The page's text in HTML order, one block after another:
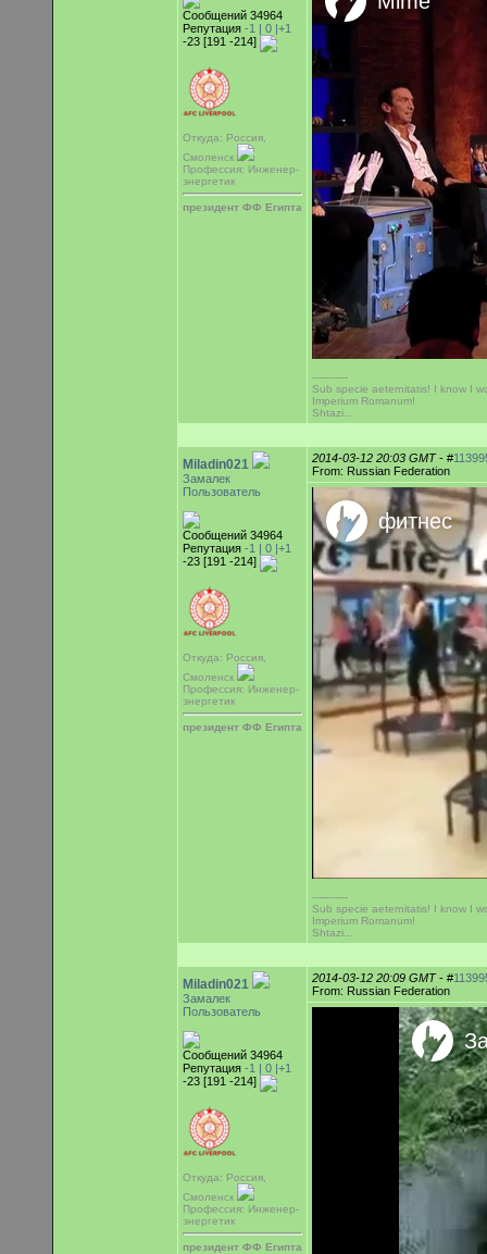
Сообщений 34964
Репутация -1 | 0 |+1
-23 [191 -214]
Откуда: Россия,
Смоленск
Профессия: Инженер-
энергетик
президент ФФ Египта
-----------
Sub specie aeternitatis! I know I
Imperium Romanum!
Shtazi...
Miladin021
Замалек
Пользователь
Сообщений 34964
Репутация -1 | 0 |+1
-23 [191 -214]
Откуда: Россия,
Смоленск
Профессия: Инженер-
энергетик
президент ФФ Египта
2014-03-12 20:03 GMT- #
From: Russian Federation
-----------
Sub specie aeternitatis! I know I
Imperium Romanum!
Shtazi...
Miladin021
Замалек
Пользователь
Сообщений 34964
Репутация -1 | 0 |+1
-23 [191 -214]
Откуда: Россия,
Смоленск
Профессия: Инженер-
энергетик
президент ФФ Египта
2014-03-12 20:09 GMT- #
From: Russian Federation